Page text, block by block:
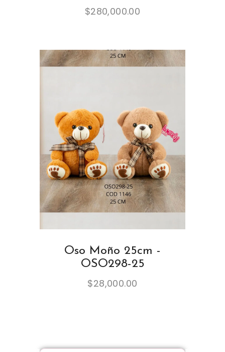
$280,000.00
Oso Moño 25cm -
OSO298-25
$28,000.00